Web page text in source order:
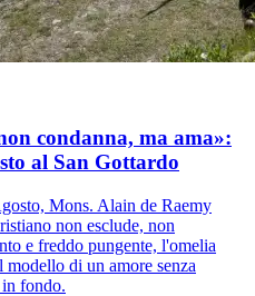
condanna, ma ama»:
al San Gottardo
Mons. Alain de Raemy
non esclude, non
e freddo pungente, l'omelia
di un amore senza
fondo.